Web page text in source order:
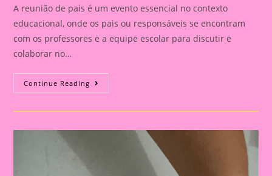
A reunião de pais é um evento essencial no contexto
educacional, onde os pais ou responsáveis se encontram
com os professores e a equipe escolar para discutir e
colaborar no…
Continue Reading Pauta
Reunião
Pais